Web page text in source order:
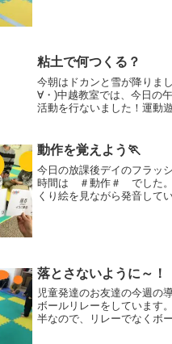
粘土で何つくる？
今朝はドカンと雪が降りま
∀・)中越教室では、今日の
活動を行ないました！運動
明をとっても集中して聞けて
今日が初めての...
動作を覚えよう🏃
今日の放課後デイのフラッ
時間は ＃動作＃ でした。
くり絵を見ながら発音して
落とさないように～！
児童発達のお友達の今週の
ボールリレーをしています
半なので、リレーでなくボ